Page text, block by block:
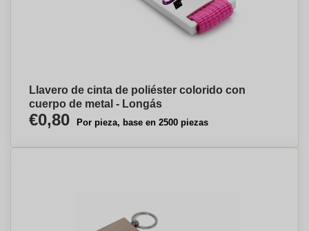
Llavero de cinta de poliéster colorido con
cuerpo de metal - Longás
€0,80 Por pieza, base en 2500 piezas